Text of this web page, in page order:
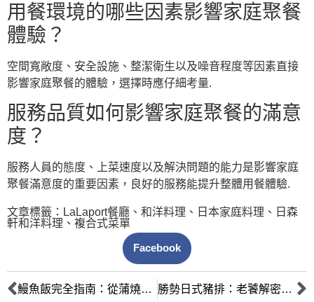
用餐環境的哪些因素影響家庭聚餐
體驗？
空間寬敞度、安全設施、整潔衛生以及噪音程度等因素直接
影響家庭聚餐的體驗，選擇時應仔細考量.
服務品質如何影響家庭聚餐的滿意
度？
服務人員的態度、上菜速度以及解決問題的能力是影響家庭
聚餐滿意度的重要因素，良好的服務能提升整體用餐體驗.
文章標籤： LaLaport餐廳 、 和洋料理 、 日本家庭料理 、 日森
軒和洋料理 、 複合式菜單
Facebook
鰻魚飯完全指南：從蒲燒技巧到產地選材，打造究極美味 勝勢日式豬排：老饕解密玫瑰粉紅切面的美味關鍵